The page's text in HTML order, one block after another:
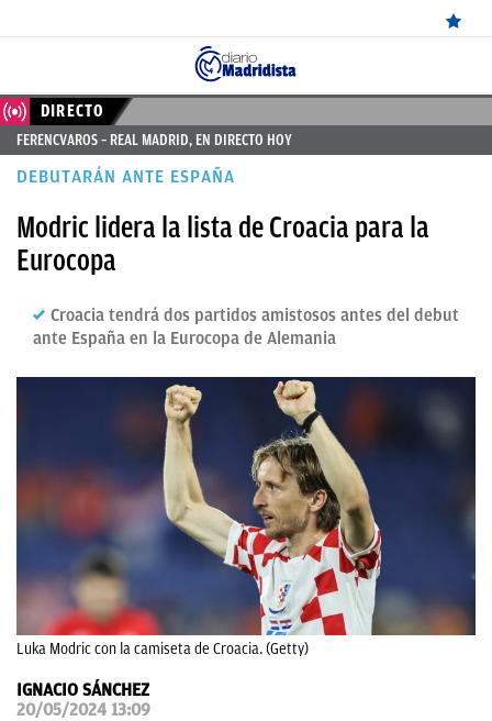
ÚLTIMAS
NOTICIAS
MADRID
BALONCESTO
CANTERA
PAPARAZZI
OKDIARIO
DIRECTO
FERENCVAROS – REAL MADRID, EN DIRECTO HOY
DEBUTARÁN ANTE ESPAÑA
Modric lidera la lista de Croacia para la
Eurocopa
Croacia tendrá dos partidos amistosos antes del debut
ante España en la Eurocopa de Alemania
Luka Modric con la camiseta de Croacia. (Getty)
IGNACIO SÁNCHEZ
20/05/2024 13:09